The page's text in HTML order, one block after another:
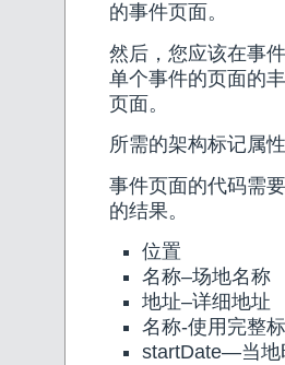
的事件页面。
然后，您应该在事
单个事件的页面的
页面。
所需的架构标记属性
事件页面的代码需
的结果。
位置
名称–场地名称
地址–详细地址
名称-使用完整
startDate—当地